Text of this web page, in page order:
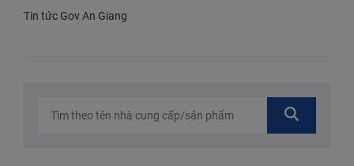
Tin tức Gov An Giang